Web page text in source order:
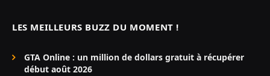
LES MEILLEURS BUZZ DU MOMENT !
GTA Online : un million de dollars gratuit à récupérer
début août 2026